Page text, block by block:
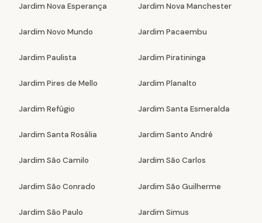
Jardim Nova Esperança Jardim Nova Manchester
Jardim Novo Mundo Jardim Pacaembu
Jardim Paulista Jardim Piratininga
Jardim Pires de Mello Jardim Planalto
Jardim Refúgio Jardim Santa Esmeralda
Jardim Santa Rosália Jardim Santo André
Jardim São Camilo Jardim São Carlos
Jardim São Conrado Jardim São Guilherme
Jardim São Paulo Jardim Simus